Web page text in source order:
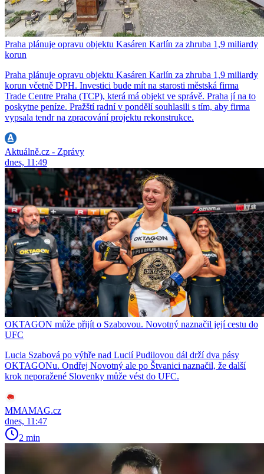
Praha plánuje opravu objektu Kasáren Karlín za zhruba 1,9 miliardy
korun
Praha plánuje opravu objektu Kasáren Karlín za zhruba 1,9 miliardy
korun včetně DPH. Investici bude mít na starosti městská firma
Trade Centre Praha (TCP), která má objekt ve správě. Praha jí na to
poskytne peníze. Pražští radní v pondělí souhlasili s tím, aby firma
vypsala tendr na zpracování projektu rekonstrukce.
Aktuálně.cz - Zprávy
dnes, 11:49
OKTAGON může přijít o Szabovou. Novotný naznačil její cestu do
UFC
Lucia Szabová po výhře nad Lucií Pudilovou dál drží dva pásy
OKTAGONu. Ondřej Novotný ale po Štvanici naznačil, že další
krok neporažené Slovenky může vést do UFC.
MMAMAG.cz
dnes, 11:47
2 min